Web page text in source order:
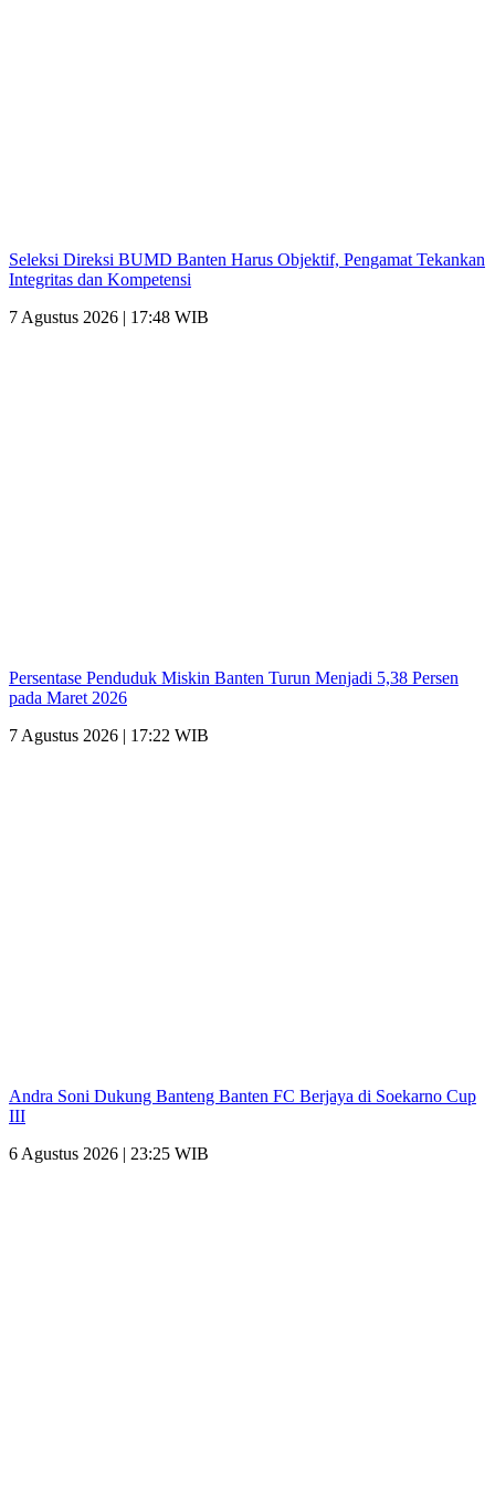
Seleksi Direksi BUMD Banten Harus Objektif, Pengamat Tekankan
Integritas dan Kompetensi
7 Agustus 2026 | 17:48 WIB
Persentase Penduduk Miskin Banten Turun Menjadi 5,38 Persen
pada Maret 2026
7 Agustus 2026 | 17:22 WIB
Andra Soni Dukung Banteng Banten FC Berjaya di Soekarno Cup
III
6 Agustus 2026 | 23:25 WIB